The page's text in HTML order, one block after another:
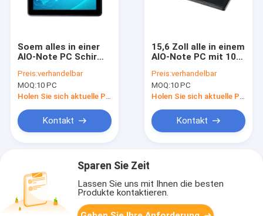
Soem alles in einer
AIO-Note PC Schirm-
CPU 10.1inch 50-60
Hz
Preis:verhandelbar
MOQ:10 PC
Holen Sie sich aktuelle Preis
Kontakt
15,6 Zoll alle in einem
AIO-Note PC mit 10
Bildschirm
Preis:verhandelbar
MOQ:10 PC
Holen Sie sich aktuelle Preis
Kontakt
Sparen Sie Zeit
Lassen Sie uns mit Ihnen die besten
Produkte kontaktieren.